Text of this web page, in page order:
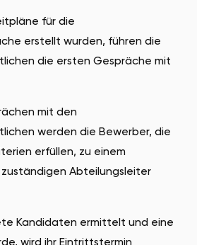
für die
erstellt wurden, führen die
die ersten Gespräche mit
mit den
werden die Bewerber, die
erfüllen, zu einem
Abteilungsleiter
Kandidaten ermittelt und eine
wird ihr Eintrittstermin